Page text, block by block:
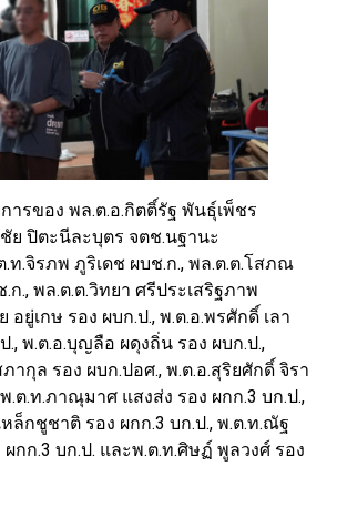
ารของ พล.ต.อ.กิตติ์รัฐ พันธุ์เพ็ชร
ย ปิตะนีละบุตร จตช.นฐานะ
.ท.จิรภพ ภูริเดช ผบช.ก., พล.ต.ต.โสภณ
., พล.ต.ต.วิทยา ศรีประเสริฐภาพ
อยู่เกษ รอง ผบก.ป., พ.ต.อ.พรศักดิ์ เลา
., พ.ต.อ.บุญลือ ผดุงถิ่น รอง ผบก.ป.,
ากุล รอง ผบก.ปอศ., พ.ต.อ.สุริยศักดิ์ จิรา
.ต.ท.ภาณุมาศ แสงส่ง รอง ผกก.3 บก.ป.,
ล็กชูชาติ รอง ผกก.3 บก.ป., พ.ต.ท.ณัฐ
กก.3 บก.ป. และพ.ต.ท.ศิษฏ์ พูลวงศ์ รอง